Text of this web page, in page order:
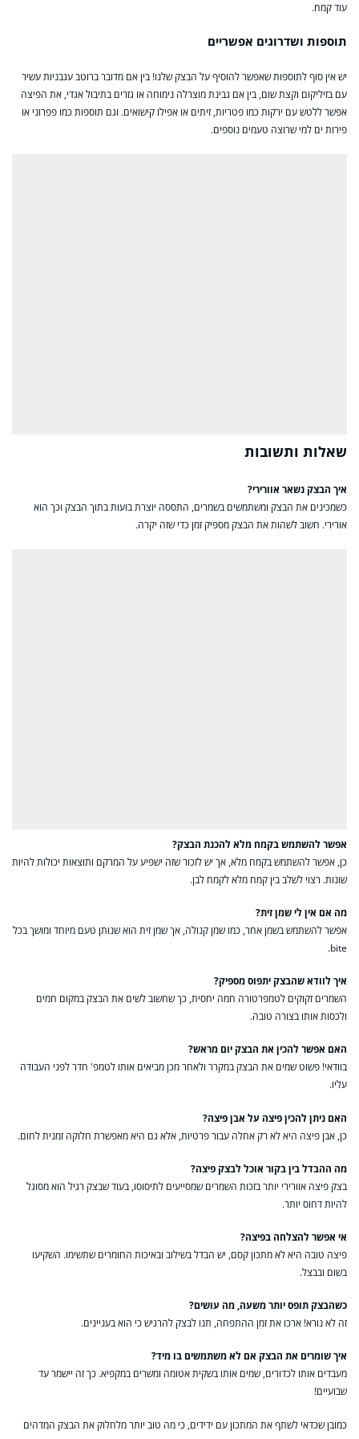
עוד קמח.
תוספות ושדרוגים אפשריים
יש אין סוף לתוספות שאפשר להוסיף על הבצק שלנו! בין אם מדובר ברוטב עגבניות עשיר
עם בזיליקום וקצת שום, בין אם גבינת מוצרלה נימוחה או גזרים בתיבול אגדי, את הפיצה
אפשר ללטש עם ירקות כמו פטריות, זיתים או אפילו קישואים. וגם תוספות כמו פפרוני או
פירות ים למי שרוצה טעמים נוספים.
שאלות ותשובות
איך הבצק נשאר אוורירי?
כשמכינים את הבצק ומשתמשים בשמרים, התססה יוצרת בועות בתוך הבצק וכך הוא
אורירי. חשוב לשהות את הבצק מספיק זמן כדי שזה יקרה.
אפשר להשתמש בקמח מלא להכנת הבצק?
כן, אפשר להשתמש בקמח מלא, אך יש לזכור שזה ישפיע על המרקם ותוצאות יכולות להיות
שונות. רצוי לשלב בין קמח מלא לקמח לבן.
מה אם אין לי שמן זית?
אפשר להשתמש בשמן אחר, כמו שמן קנולה, אך שמן זית הוא שנותן טעם מיוחד ומושך בכל
bite.
איך לוודא שהבצק יתפוס מספיק?
השמרים זקוקים לטמפרטורה חמה יחסית, כך שחשוב לשים את הבצק במקום חמים
ולכסות אותו בצורה טובה.
האם אפשר להכין את הבצק יום מראש?
בוודאי! פשוט שמים את הבצק במקרר ולאחר מכן מביאים אותו לטמפ' חדר לפני העבודה
עליו.
האם ניתן להכין פיצה על אבן פיצה?
כן, אבן פיצה היא לא רק אחלה עבור פרטיות, אלא גם היא מאפשרת חלוקה זמנית לחום.
מה ההבדל בין בקור אוכל לבצק פיצה?
בצק פיצה אוורירי יותר בזכות השמרים שמסייעים לתיסוסו, בעוד שבצק רגיל הוא מסוגל
להיות דחוס יותר.
אי אפשר להצלחה בפיצה?
פיצה טובה היא לא מתכון קסם, יש הבדל בשילוב ובאיכות החומרים שתשימו. השקיעו
בשום ובבצל.
כשהבצק תופס יותר משעה, מה עושים?
זה לא נורא! ארכו את זמן ההתפחה, תנו לבצק להרגיש כי הוא בעניינים.
איך שומרים את הבצק אם לא משתמשים בו מיד?
מעבדים אותו לכדורים, שמים אותו בשקית אטומה ומשרים במקפיא. כך זה יישמר עד
שבועיים!
כמובן שכדאי לשתף את המתכון עם ידידים, כי מה טוב יותר מלחלוק את הבצק המדהים